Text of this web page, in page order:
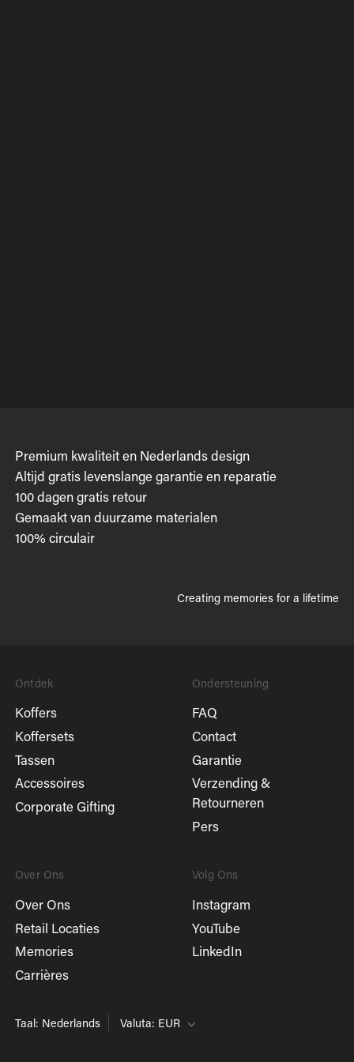
Premium kwaliteit en Nederlands design
Altijd gratis levenslange garantie en reparatie
100 dagen gratis retour
Gemaakt van duurzame materialen
100% circulair
Creating memories for a lifetime
Ontdek
Koffers
Koffersets
Tassen
Accessoires
Corporate Gifting
Ondersteuning
FAQ
Contact
Garantie
Verzending &
Retourneren
Pers
Over Ons
Over Ons
Retail Locaties
Memories
Carrières
Volg Ons
Instagram
YouTube
LinkedIn
Taal: Nederlands Valuta: EUR